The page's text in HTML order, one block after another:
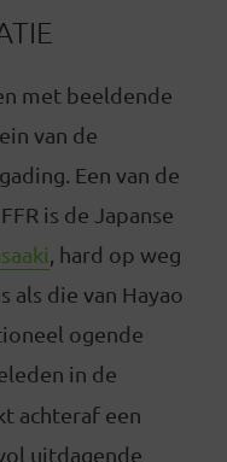
met beeldende
van de
Een van de
is de Japanse
, hard op weg
als die van Hayao
ogende
in de
achteraf een
uitdagende